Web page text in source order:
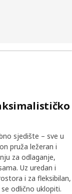
sjedište – sve u
pruža ležeran i
za odlaganje,
Uz uredan i
i za fleksibilan,
odlično uklopiti.